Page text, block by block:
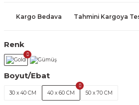
Kargo Bedava Tahmini Kargoya
Renk
Boyut/Ebat
30 x 40 CM 40 x 60 CM 50 x 70 CM